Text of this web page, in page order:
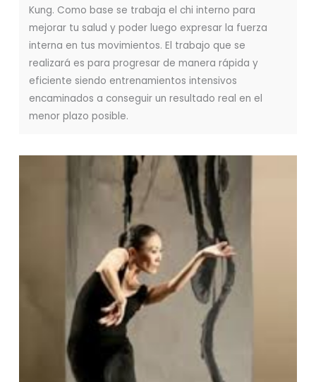
Kung. Como base se trabaja el chi interno para
mejorar tu salud y poder luego expresar la fuerza
interna en tus movimientos. El trabajo que se
realizará es para progresar de manera rápida y
eficiente siendo entrenamientos intensivos
encaminados a conseguir un resultado real en el
menor plazo posible.